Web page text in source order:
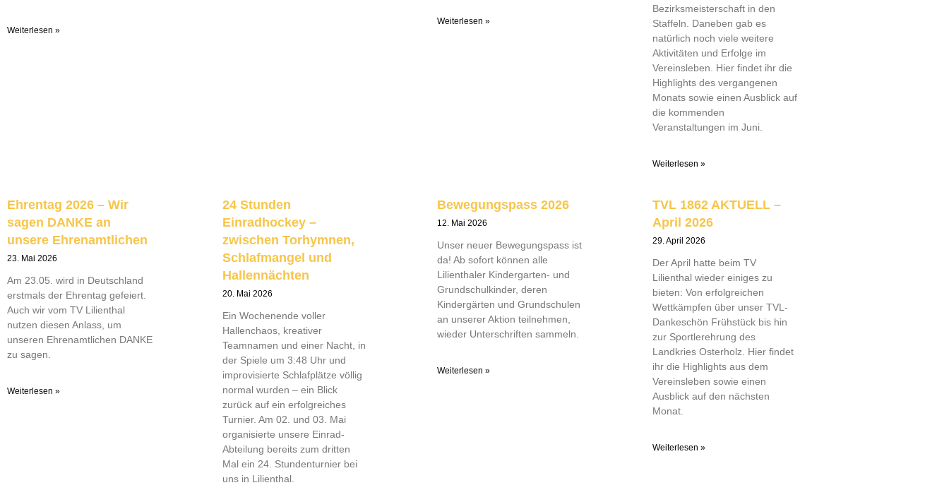
Weiterlesen »
Weiterlesen »
Bezirksmeisterschaft in den
Staffeln. Daneben gab es
natürlich noch viele weitere
Aktivitäten und Erfolge im
Vereinsleben. Hier findet ihr die
Highlights des vergangenen
Monats sowie einen Ausblick auf
die kommenden
Veranstaltungen im Juni.
Weiterlesen »
Ehrentag 2026 – Wir
sagen DANKE an
unsere Ehrenamtlichen
23. Mai 2026
Am 23.05. wird in Deutschland
erstmals der Ehrentag gefeiert.
Auch wir vom TV Lilienthal
nutzen diesen Anlass, um
unseren Ehrenamtlichen DANKE
zu sagen.
Weiterlesen »
24 Stunden
Einradhockey –
zwischen Torhymnen,
Schlafmangel und
Hallennächten
20. Mai 2026
Ein Wochenende voller
Hallenchaos, kreativer
Teamnamen und einer Nacht, in
der Spiele um 3:48 Uhr und
improvisierte Schlafplätze völlig
normal wurden – ein Blick
zurück auf ein erfolgreiches
Turnier. Am 02. und 03. Mai
organisierte unsere Einrad-
Abteilung bereits zum dritten
Mal ein 24. Stundenturnier bei
uns in Lilienthal.
Bewegungspass 2026
12. Mai 2026
Unser neuer Bewegungspass ist
da! Ab sofort können alle
Lilienthaler Kindergarten- und
Grundschulkinder, deren
Kindergärten und Grundschulen
an unserer Aktion teilnehmen,
wieder Unterschriften sammeln.
Weiterlesen »
TVL 1862 AKTUELL –
April 2026
29. April 2026
Der April hatte beim TV
Lilienthal wieder einiges zu
bieten: Von erfolgreichen
Wettkämpfen über unser TVL-
Dankeschön Frühstück bis hin
zur Sportlerehrung des
Landkries Osterholz. Hier findet
ihr die Highlights aus dem
Vereinsleben sowie einen
Ausblick auf den nächsten
Monat.
Weiterlesen »